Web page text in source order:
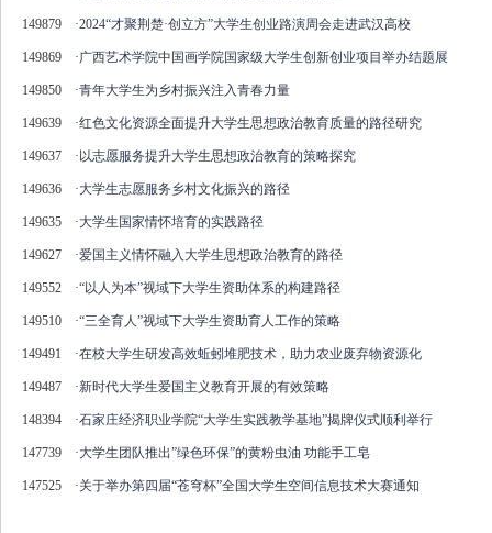
149879 ·2024“才聚荆楚·创立方”大学生创业路演周会走进武汉高校
149869 ·广西艺术学院中国画学院国家级大学生创新创业项目举办结题展
149850 ·青年大学生为乡村振兴注入青春力量
149639 ·红色文化资源全面提升大学生思想政治教育质量的路径研究
149637 · 以志愿服务提升大学生思想政治教育的策略探究
149636 ·大学生志愿服务乡村文化振兴的路径
149635 ·大学生国家情怀培育的实践路径
149627 ·爱国主义情怀融入大学生思想政治教育的路径
149552 ·“以人为本”视域下大学生资助体系的构建路径
149510 ·“三全育人”视域下大学生资助育人工作的策略
149491 ·在校大学生研发高效蚯蚓堆肥技术，助力农业废弃物资源化
149487 ·新时代大学生爱国主义教育开展的有效策略
148394 ·石家庄经济职业学院“大学生实践教学基地”揭牌仪式顺利举行
147739 ·大学生团队推出”绿色环保”的黄粉虫油 功能手工皂
147525 ·关于举办第四届“苍穹杯”全国大学生空间信息技术大赛通知